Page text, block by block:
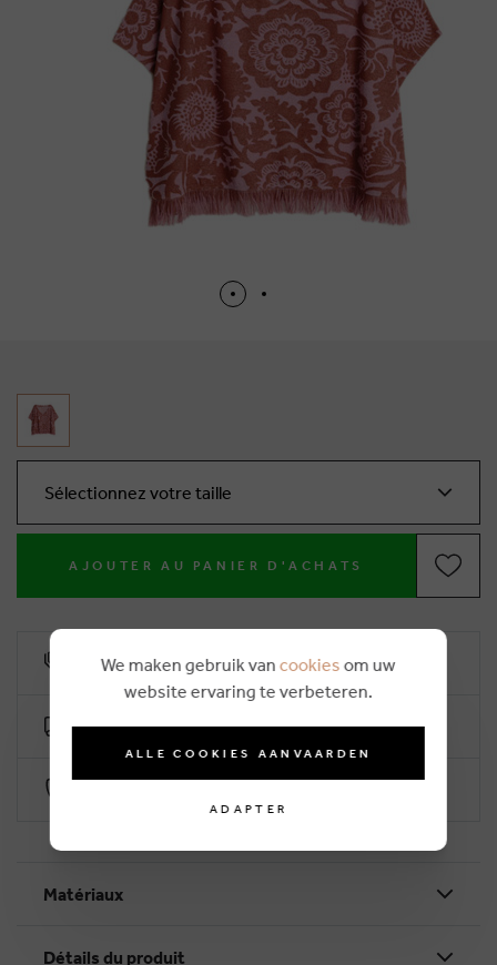
Sélectionnez votre taille
AJOUTER AU PANIER D'ACHATS
10% remise de fidélité
Livraison gratuite dès €50 (2-4 jours ouvrables)
Matériaux
Détails du produit
We maken gebruik van cookies om uw
website ervaring te verbeteren.
ALLE COOKIES AANVAARDEN
ADAPTER